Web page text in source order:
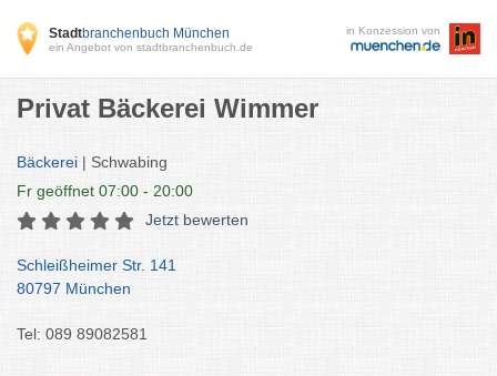
Stadtbranchenbuch München
ein Angebot von stadtbranchenbuch.de
in Konzession von
Privat Bäckerei Wimmer
Bäckerei | Schwabing
Fr geöffnet 07:00 - 20:00
Jetzt bewerten
Schleißheimer Str. 141
80797 München
Tel: 089 89082581